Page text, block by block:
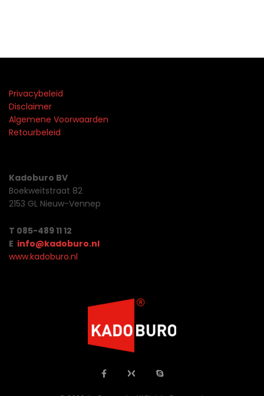
Privacybeleid
Disclaimer
Algemene Voorwaarden
Retourbeleid
Kadoburo BV
Boekweitstraat 82
2153 GL Nieuw-Vennep
T 085-489 11 12
E info@kadoburo.nl
www.kadoburo.nl